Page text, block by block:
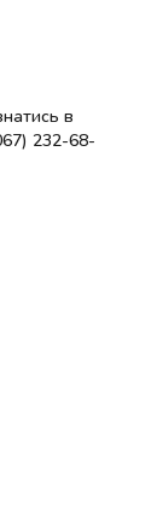
в
232-68-